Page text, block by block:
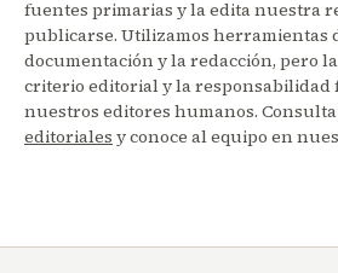
fuentes primarias y la edita nuestra
publicarse. Utilizamos herramientas
documentación y la redacción, pero
criterio editorial y la responsabilidad
nuestros editores humanos.
editoriales y conoce al equipo en